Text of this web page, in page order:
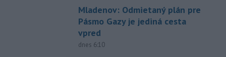
Mladenov: Odmietaný plán pre
Pásmo Gazy je jediná cesta
vpred
dnes 6:10